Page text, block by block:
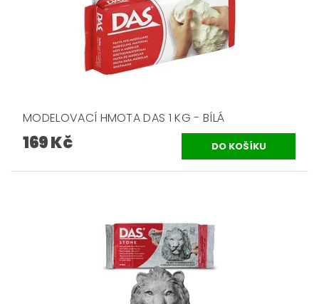
MODELOVACÍ HMOTA DAS 1 KG - BÍLÁ
169 Kč